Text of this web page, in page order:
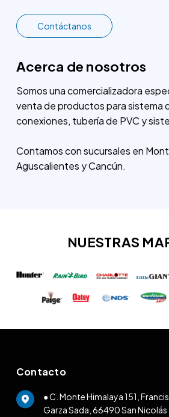
Contáctanos
Acerca de nosotros
Somos una comercializadora
venta de productos para sistema
conexiones, tubería de PVC y
Contamos con sucursales en
Aguscalientes y Cancún.
NUESTRAS
Contacto
● C. Monte Himalaya 151,
Garza Sada, 66490 San Nicolás